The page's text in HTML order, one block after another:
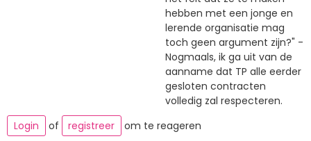
hebben met een jonge en
lerende organisatie mag
toch geen argument zijn?" -
Nogmaals, ik ga uit van de
aanname dat TP alle eerder
gesloten contracten
volledig zal respecteren.
Login
of registreer om te reageren